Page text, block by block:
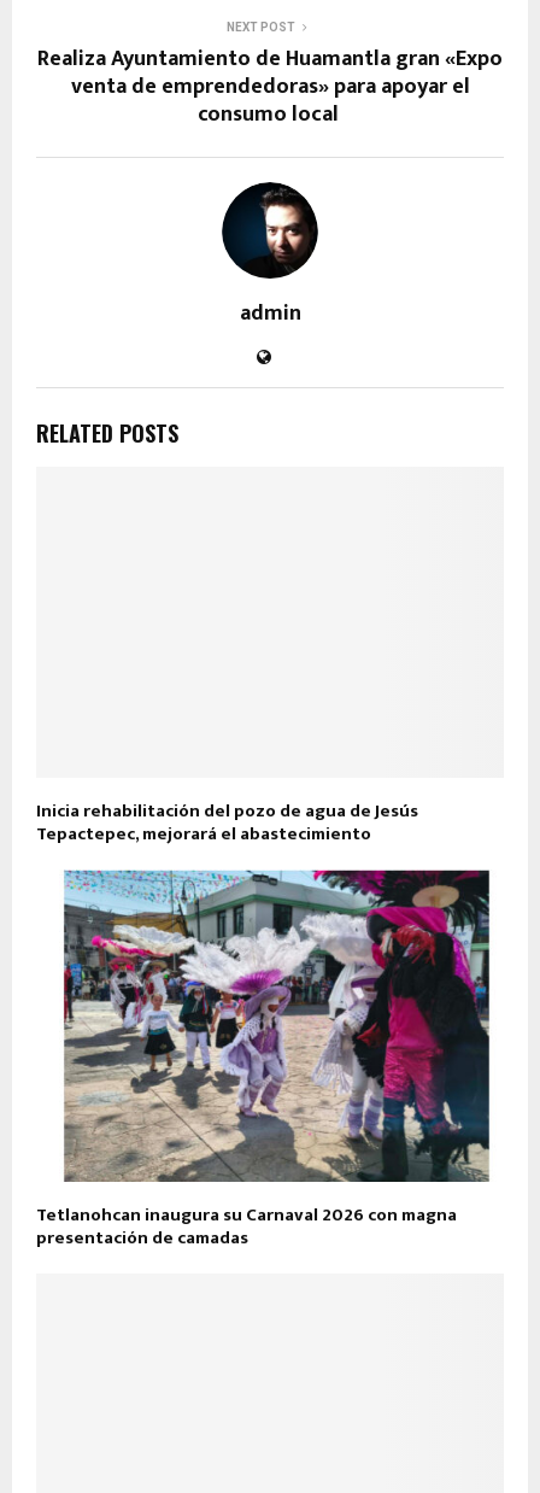
NEXT POST
Realiza Ayuntamiento de Huamantla gran «Expo
venta de emprendedoras» para apoyar el
consumo local
admin
RELATED POSTS
Inicia rehabilitación del pozo de agua de Jesús
Tepactepec, mejorará el abastecimiento
Tetlanohcan inaugura su Carnaval 2026 con magna
presentación de camadas